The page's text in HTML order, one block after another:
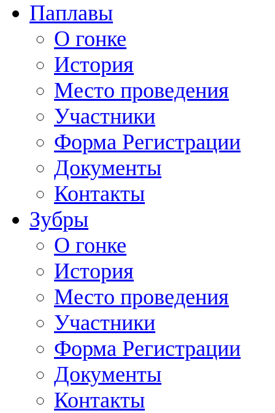
Паплавы
О гонке
История
Место проведения
Участники
Форма Регистрации
Документы
Контакты
Зубры
О гонке
История
Место проведения
Участники
Форма Регистрации
Документы
Контакты